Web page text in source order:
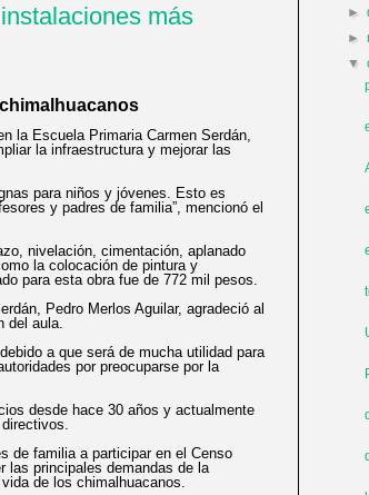
más
la Escuela Primaria Carmen Serdán,
la infraestructura y mejorar las
para niños y jóvenes. Esto es
y padres de familia”, mencionó el
nivelación, cimentación, aplanado
la colocación de pintura y
para esta obra fue de 772 mil pesos.
Pedro Merlos Aguilar, agradeció al
del aula.
a que será de mucha utilidad para
por preocuparse por la
desde hace 30 años y actualmente
de familia a participar en el Censo
las principales demandas de la
de los chimalhuacanos.
►
►
▼